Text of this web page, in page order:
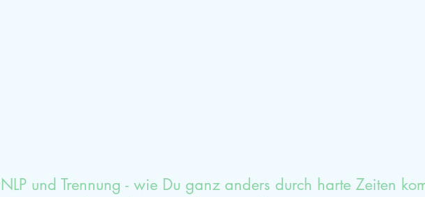
NLP und Trennung - wie Du ganz anders durch harte Zeiten